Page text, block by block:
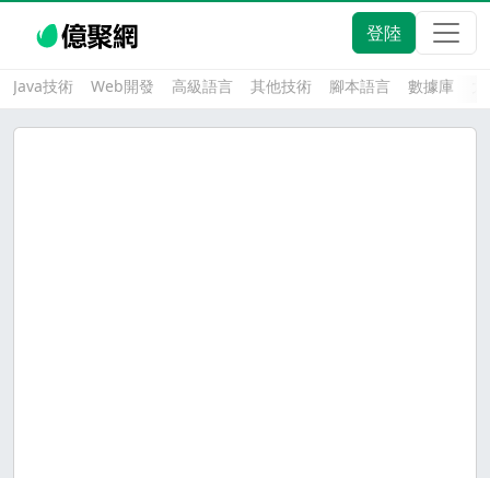
登陸
Java技術 Web開發 高級語言 其他技術 腳本語言 數據庫